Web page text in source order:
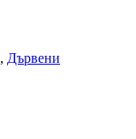
, Дървени